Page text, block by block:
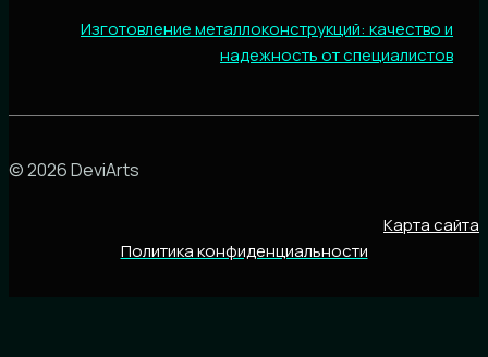
Изготовление металлоконструкций: качество и
надежность от специалистов
© 2026 DeviArts
Карта сайта
Политика конфиденциальности